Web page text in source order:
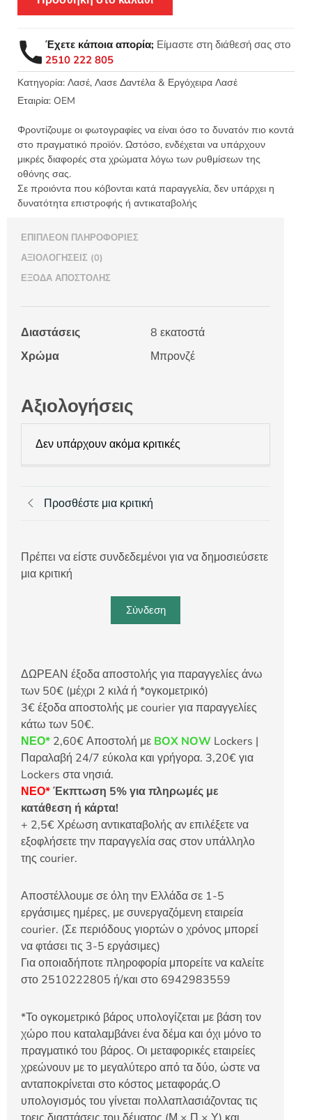
Έχετε κάποια απορία; Είμαστε στη διάθεσή σας στο
2510 222 805
Κατηγορία: Λασέ, Λασε Δαντέλα & Εργόχειρα Λασέ
Εταιρία: OEM
Φροντίζουμε οι φωτογραφίες να είναι όσο το δυνατόν πιο κοντά
στο πραγματικό προϊόν. Ωστόσο, ενδέχεται να υπάρχουν
μικρές διαφορές στα χρώματα λόγω των ρυθμίσεων της
οθόνης σας.
Σε προιόντα που κόβονται κατά παραγγελία, δεν υπάρχει η
δυνατότητα επιστροφής ή αντικαταβολής
ΕΠΙΠΛΈΟΝ ΠΛΗΡΟΦΟΡΊΕΣ
ΑΞΙΟΛΟΓΉΣΕΙΣ (0)
ΈΞΟΔΑ ΑΠΟΣΤΟΛΉΣ
Διαστάσεις
8 εκατοστά
Χρώμα
Μπρονζέ
Αξιολογήσεις
Δεν υπάρχουν ακόμα κριτικές
Προσθέστε μια κριτική
Πρέπει να είστε συνδεδεμένοι για να δημοσιεύσετε
μια κριτική
Σύνδεση
ΔΩΡΕΑΝ έξοδα αποστολής για παραγγελίες άνω
των 50€ (μέχρι 2 κιλά ή *ογκομετρικό)
3€ έξοδα αποστολής με courier για παραγγελίες
κάτω των 50€.
ΝΕΟ* 2,60€ Αποστολή με BOX NOW Lockers |
Παραλαβή 24/7 εύκολα και γρήγορα. 3,20€ για
Lockers στα νησιά.
ΝΕΟ*Έκπτωση 5% για πληρωμές με
κατάθεση ή κάρτα!
+ 2,5€ Χρέωση αντικαταβολής αν επιλέξετε να
εξοφλήσετε την παραγγελία σας στον υπάλληλο
της courier.
Αποστέλλουμε σε όλη την Ελλάδα σε 1-5
εργάσιμες ημέρες, με συνεργαζόμενη εταιρεία
courier. (Σε περιόδους γιορτών ο χρόνος μπορεί
να φτάσει τις 3-5 εργάσιμες)
Για οποιαδήποτε πληροφορία μπορείτε να καλείτε
στο 2510222805 ή/και στο 6942983559
*Το ογκομετρικό βάρος υπολογίζεται με βάση τον
χώρο που καταλαμβάνει ένα δέμα και όχι μόνο το
πραγματικό του βάρος. Οι μεταφορικές εταιρείες
χρεώνουν με το μεγαλύτερο από τα δύο, ώστε να
ανταποκρίνεται στο κόστος μεταφοράς.Ο
υπολογισμός του γίνεται πολλαπλασιάζοντας τις